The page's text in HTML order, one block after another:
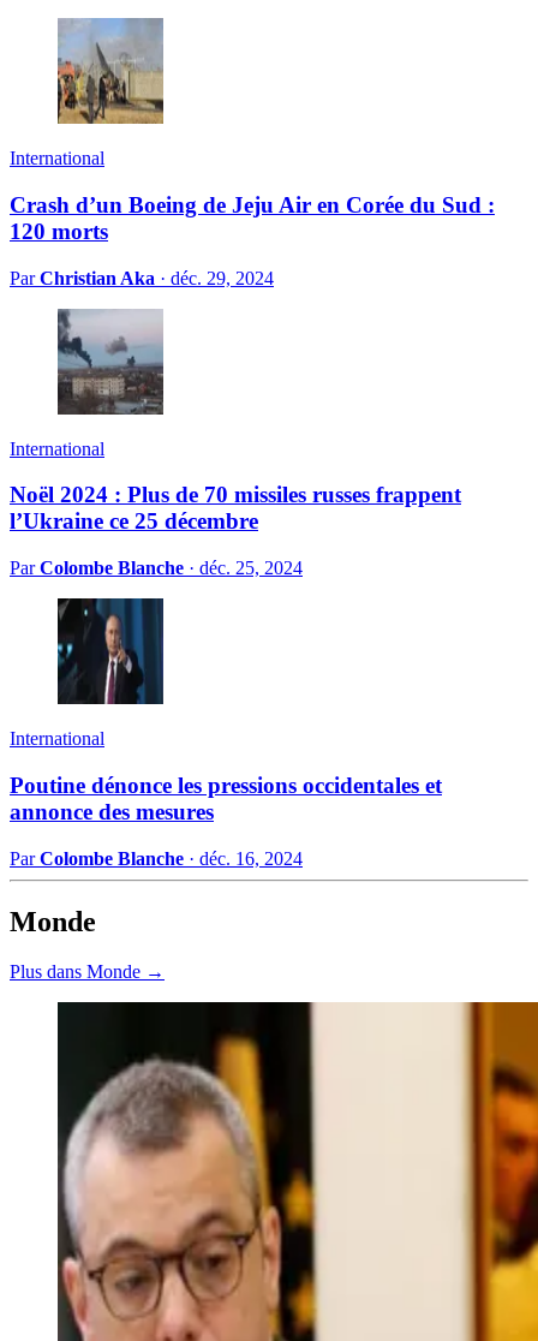
International
Crash d’un Boeing de Jeju Air en Corée du Sud :
120 morts
ParChristian Aka · déc. 29, 2024
International
Noël 2024 : Plus de 70 missiles russes frappent
l’Ukraine ce 25 décembre
ParColombe Blanche · déc. 25, 2024
International
Poutine dénonce les pressions occidentales et
annonce des mesures
ParColombe Blanche · déc. 16, 2024
Monde
Plus dans Monde →